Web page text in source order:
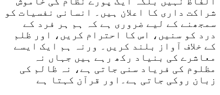
شراکت داری کا اعلان ہیں۔ انسانی نفسیات کو
سمجھنے کے لیے ضروری ہے کہ ہم ہر فرد کے
درد کو سنیں، اس کا احترام کریں، اور ظلم
کے خلاف آواز بلند کریں۔ ورنہ ہم ایک ایسے
معاشرے کی بنیاد رکھ رہے ہیں جہاں نہ
مظلوم کی فریاد سنی جاتی ہے، نہ ظالم کی
زبان روکی جاتی ہے۔اور قرآن کہتا ہے